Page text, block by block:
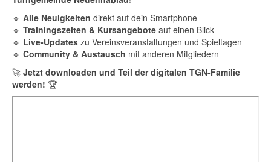
🔹 Alle Neuigkeiten direkt auf dein Smartphone
🔹 Trainingszeiten & Kursangebote auf einen Blick
🔹 Live-Updates zu Vereinsveranstaltungen und Spieltagen
🔹 Community & Austausch mit anderen Mitgliedern
🚀 Jetzt downloaden und Teil der digitalen TGN-Familie
werden! 🏆